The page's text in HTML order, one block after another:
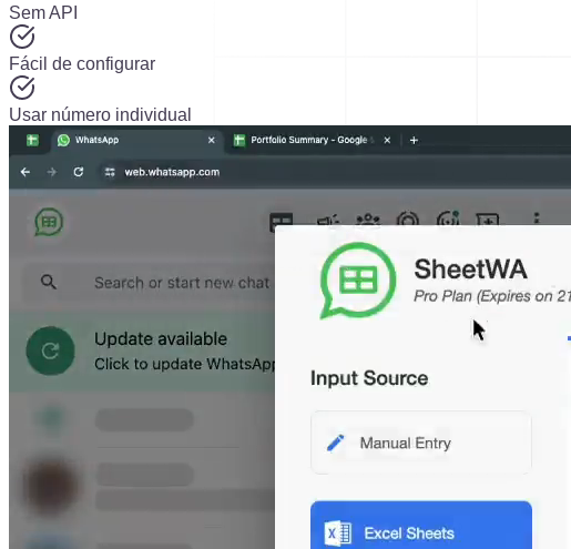
Sem API
Fácil de configurar
Usar número individual